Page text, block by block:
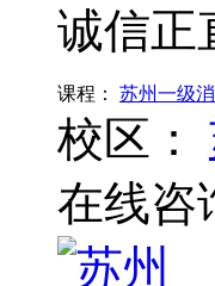
诚信正
课程： 苏州一级
校区：
在线咨